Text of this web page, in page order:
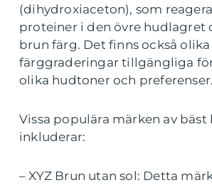
(dihydroxiaceton), som
proteiner i den övre hudlagret
brun färg. Det finns också olika
färggraderingar tillgängliga
olika hudtoner och preferenser.
Vissa populära märken av bäst
inkluderar:
– XYZ Brun utan sol: Detta